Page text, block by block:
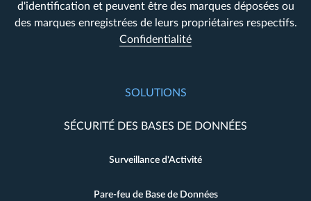
d'identification et peuvent être des marques déposées ou
des marques enregistrées de leurs propriétaires respectifs.
Confidentialité
SOLUTIONS
SÉCURITÉ DES BASES DE DONNÉES
Surveillance d'Activité
Pare-feu de Base de Données